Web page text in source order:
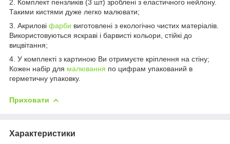
2. Комплект пензликів (3 шт) зроблені з еластичного нейлону.
Такими кистями дуже легко малювати;
3. Акрилові фарби виготовлені з екологічно чистих матеріалів.
Використовуються яскраві і барвисті кольори, стійкі до
вицвітання;
4. У комплекті з картиною Ви отримуєте кріплення на стіну;
Кожен набір для малювання по цифрам упакований в
герметичну упаковку.
Приховати
Характеристики